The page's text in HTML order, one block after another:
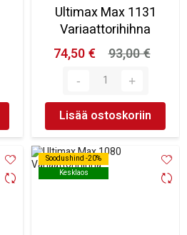
Ultimax Max 1131
Variaattorihihna
74,50 €
93,00 €
Lisää ostoskoriin
Soodushind -20%
Kesklaos
Soodushind -20%
Kesklaos